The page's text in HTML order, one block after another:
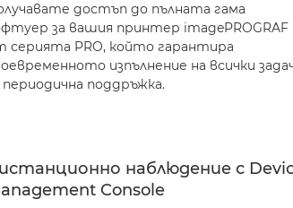
достъп до пълната гама
за вашия принтер imagePROGRAF
серията PRO, който гарантира
изпълнение на всички
периодична поддръжка.
наблюдение с
Console